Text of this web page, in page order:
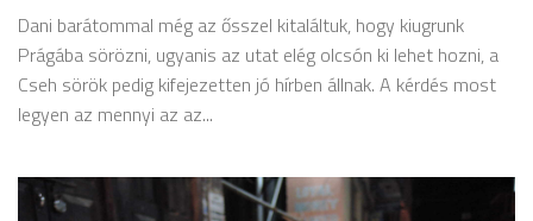
Dani barátommal még az ősszel kitaláltuk, hogy kiugrunk
Prágába sörözni, ugyanis az utat elég olcsón ki lehet hozni, a
Cseh sörök pedig kifejezetten jó hírben állnak. A kérdés most
legyen az mennyi az az...